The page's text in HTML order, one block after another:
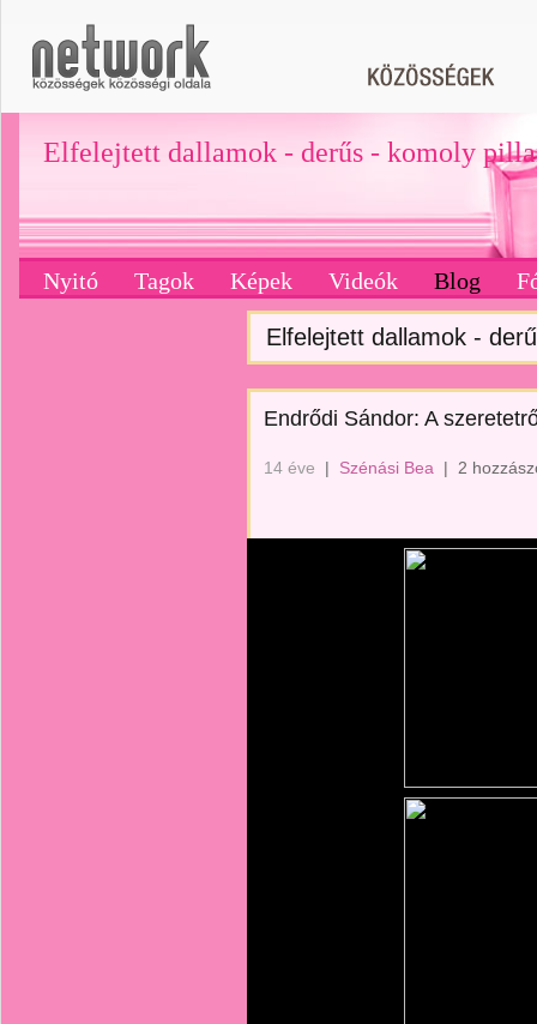
Elfelejtett dallamok - derűs - komoly
Nyitó Tagok Képek Videók Blog
Elfelejtett dallamok -
Endrődi Sándor: A
14 éve | Szénási Bea | 2